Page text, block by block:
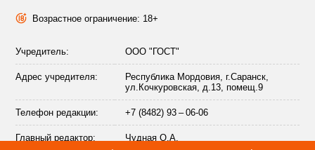
Возрастное ограничение: 18+
Учредитель: ООО "ГОСТ"
Адрес учредителя:
Республика Мордовия, г.Саранск,
ул.Кочкуровская, д.13, помещ.9
Телефон редакции: +7 (8482) 93 – 06-06
Главный редактор: Чудная О.А.